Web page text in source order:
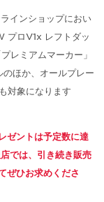
インショップにおい
プロV1x レフトダッ
レミアムマーカー」
ほか、オールプレー
対象になります
ゼントは予定数に達
では、引き続き販売
ぜひお求めくださ